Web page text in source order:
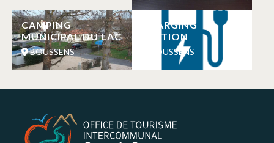
CAMPING
MUNICIPAL DU LAC
BOUSSENS
CHARGING
STATION
BOUSSENS